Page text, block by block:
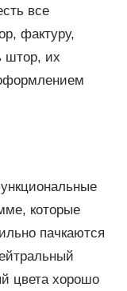
все
фактуру,
штор, их
которые
пачкаются
цвета хорошо